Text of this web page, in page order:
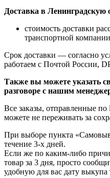
Доставка в Ленинградскую
стоимость доставки
транспортной компании
Срок доставки — согласно
работаем с Почтой России,
Также вы можете указать
разговоре с нашим
Все заказы, отправленные
можете не переживать за
При выборе пункта
течение 3-х дней.
Если же по каким-либо
товар за 3 дня, просто
удобную для вас дату